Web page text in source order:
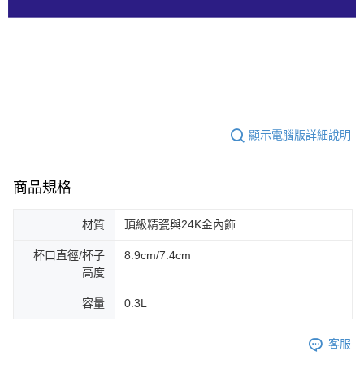
顯示電腦版詳細說明
商品規格
材質 頂級精瓷與24K金內飾
杯口直徑/杯子
高度
8.9cm/7.4cm
容量 0.3L
客服